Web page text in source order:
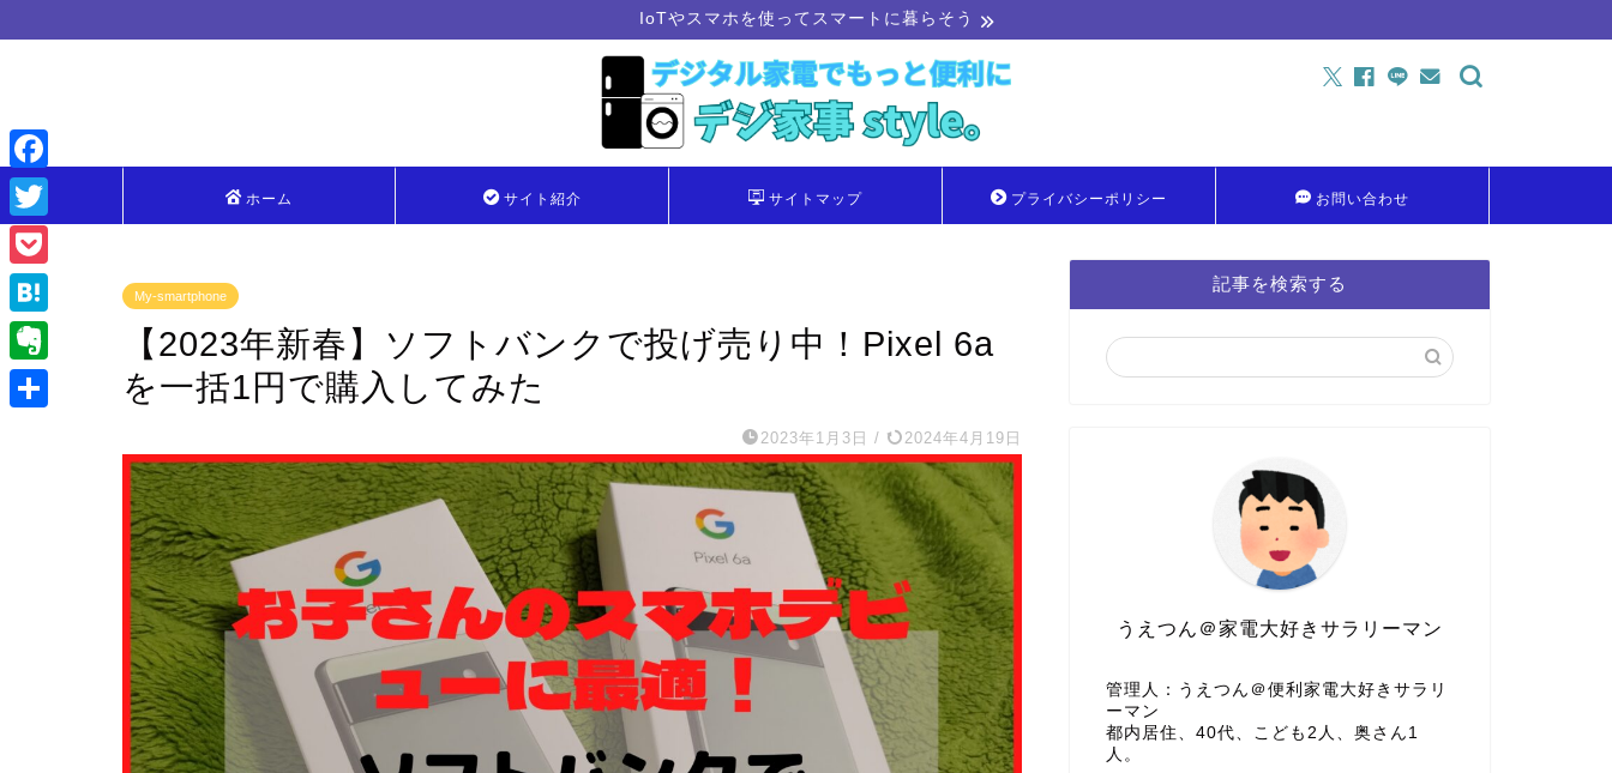
IoTやスマホを使ってスマートに暮らそう
ホーム サイト紹介 サイトマップ プライバシーポリシー お問い合わせ
My-smartphone
【2023年新春】ソフトバンクで投げ売り中！Pixel 6a
を一括1円で購入してみた
2023年1月3日 / 2024年4月19日
記事を検索する
うえつん＠家電大好きサラリーマン
管理人：うえつん＠便利家電大好きサラリ
ーマン
都内居住、40代、こども2人、奥さん1
人。
F
a
c
e
b
o
T
w
i
P
o
c
k
H
a
t
E